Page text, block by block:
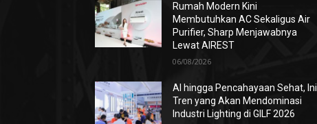
Rumah Modern Kini
Membutuhkan AC Sekaligus Air
Purifier, Sharp Menjawabnya
Lewat AIREST
06/08/2026
AI hingga Pencahayaan Sehat, Ini
Tren yang Akan Mendominasi
Industri Lighting di GILF 2026